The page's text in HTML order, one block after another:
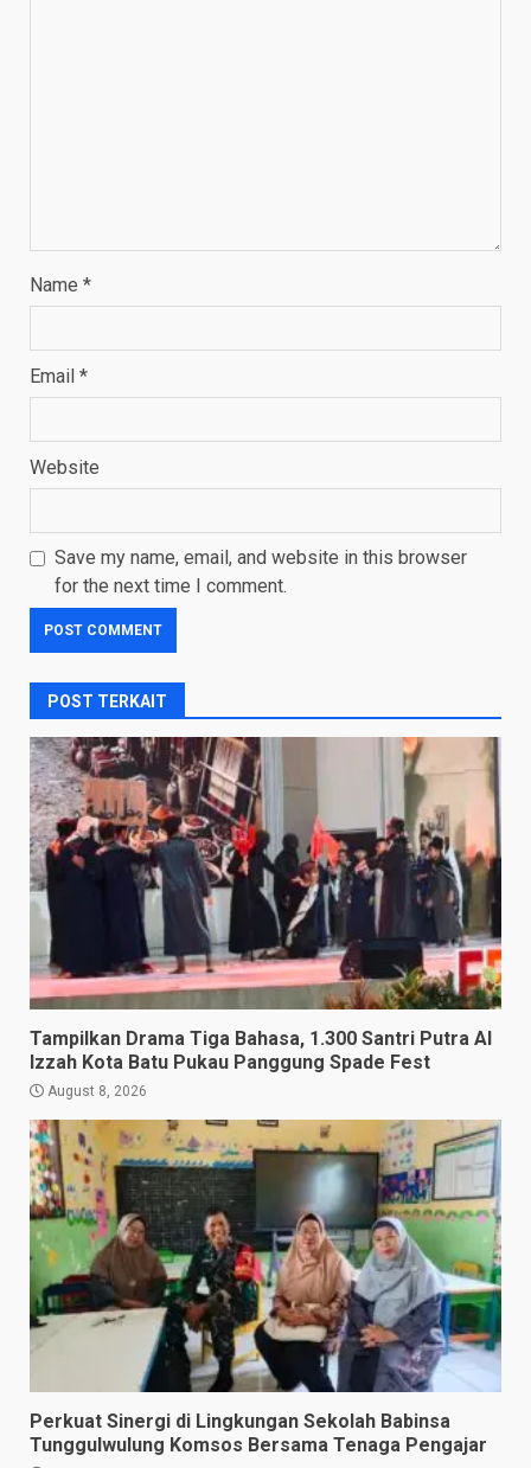
Name *
Email *
Website
Save my name, email, and website in this browser
for the next time I comment.
POST TERKAIT
Tampilkan Drama Tiga Bahasa, 1.300 Santri Putra Al
Izzah Kota Batu Pukau Panggung Spade Fest
August 8, 2026
Perkuat Sinergi di Lingkungan Sekolah Babinsa
Tunggulwulung Komsos Bersama Tenaga Pengajar